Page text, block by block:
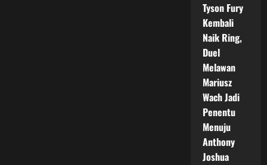
Tyson Fury
Kembali
Naik Ring,
Duel
Melawan
Mariusz
Wach Jadi
Penentu
Menuju
Anthony
Joshua